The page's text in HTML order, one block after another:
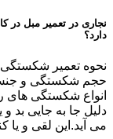
نجاری در تعمیر مبل در
دارد؟
نحوه تعمیر
حجم شکستگی و جنس
انواع شکستگی های
دلیل جا به جایی بد
می آید.این لقی و یا